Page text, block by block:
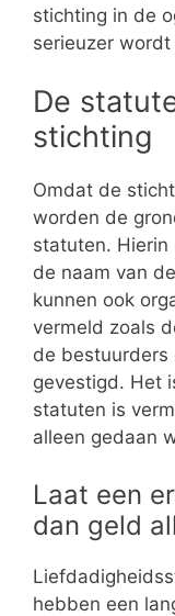
stichting in de
serieuzer wordt
De
stichting
Omdat de
worden de
statuten. Hierin
de naam van
kunnen ook
vermeld zoals
de bestuurders
gevestigd. Het
statuten is
alleen gedaan
Laat een
dan geld
hebben een